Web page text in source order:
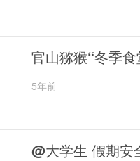
官山猕猴“冬季食
5年前
@大学生 假期安